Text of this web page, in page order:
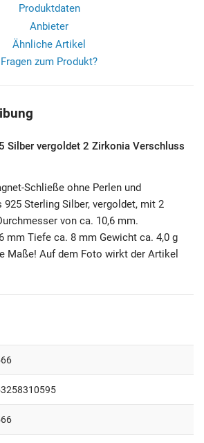
Produktdaten
Anbieter
Ähnliche Artikel
Fragen zum Produkt?
Silber vergoldet 2 Zirkonia Verschluss
Schließe ohne Perlen und
925 Sterling Silber, vergoldet, mit 2
von ca. 10,6 mm.
mm Tiefe ca. 8 mm Gewicht ca. 4,0 g
Maße! Auf dem Foto wirkt der Artikel